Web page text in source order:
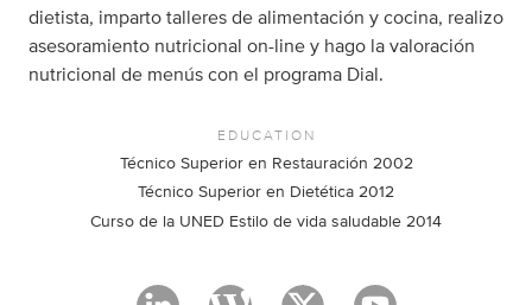
dietista, imparto talleres de alimentación y cocina, realizo
asesoramiento nutricional on-line y hago la valoración
nutricional de menús con el programa Dial.
EDUCATION
Técnico Superior en Restauración 2002
Técnico Superior en Dietética 2012
Curso de la UNED Estilo de vida saludable 2014